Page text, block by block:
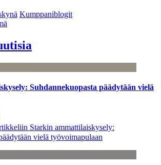
Kumppaniblogit
Suhdannekuopasta päädytään vielä
Starkin ammattilaiskysely:
vielä työvoimapulaan